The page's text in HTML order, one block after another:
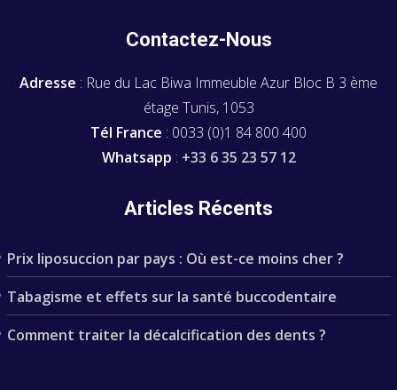
Contactez-Nous
Adresse : Rue du Lac Biwa Immeuble Azur Bloc B 3 ème
étage Tunis, 1053
Tél France : 0033 (0)1 84 800 400
Whatsapp : +33 6 35 23 57 12
Articles Récents
Prix liposuccion par pays : Où est-ce moins cher ?
Tabagisme et effets sur la santé buccodentaire
Comment traiter la décalcification des dents ?